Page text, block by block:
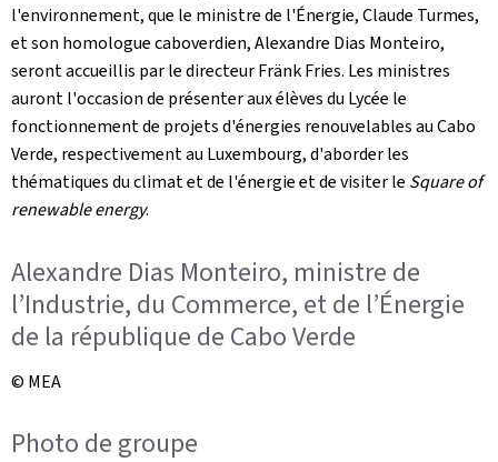
l'environnement, que le ministre de l'Énergie, Claude Turmes,
et son homologue caboverdien, Alexandre Dias Monteiro,
seront accueillis par le directeur Fränk Fries. Les ministres
auront l'occasion de présenter aux élèves du Lycée le
fonctionnement de projets d'énergies renouvelables au Cabo
Verde, respectivement au Luxembourg, d'aborder les
thématiques du climat et de l'énergie et de visiter le Square of
renewable energy.
Alexandre Dias Monteiro, ministre de
l’Industrie, du Commerce, et de l’Énergie
de la république de Cabo Verde
© MEA
Photo de groupe